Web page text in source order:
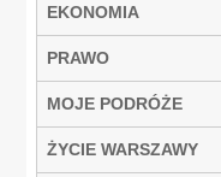
EKONOMIA
PRAWO
MOJE PODRÓŻE
ŻYCIE WARSZAWY